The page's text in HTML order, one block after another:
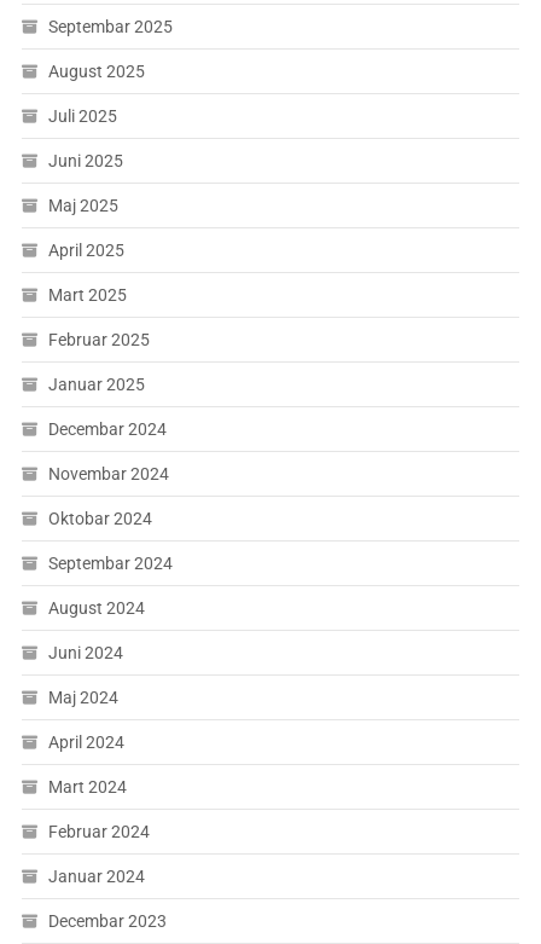
Septembar 2025
August 2025
Juli 2025
Juni 2025
Maj 2025
April 2025
Mart 2025
Februar 2025
Januar 2025
Decembar 2024
Novembar 2024
Oktobar 2024
Septembar 2024
August 2024
Juni 2024
Maj 2024
April 2024
Mart 2024
Februar 2024
Januar 2024
Decembar 2023